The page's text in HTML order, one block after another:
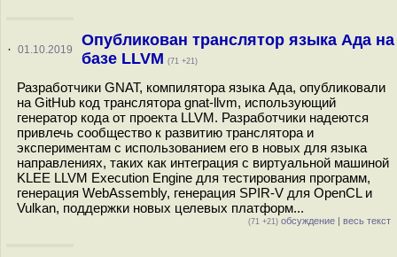
· 01.10.2019
Опубликован транслятор языка Ада на
базе LLVM (71 +21)
Разработчики GNAT, компилятора языка Ада, опубликовали
на GitHub код транслятора gnat-llvm, использующий
генератор кода от проекта LLVM. Разработчики надеются
привлечь сообщество к развитию транслятора и
экспериментам с использованием его в новых для языка
направлениях, таких как интеграция с виртуальной машиной
KLEE LLVM Execution Engine для тестирования программ,
генерация WebAssembly, генерация SPIR-V для OpenCL и
Vulkan, поддержки новых целевых платформ...
(71 +21) обсуждение | весь текст